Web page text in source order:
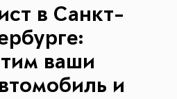
в Санкт-
ваши
и